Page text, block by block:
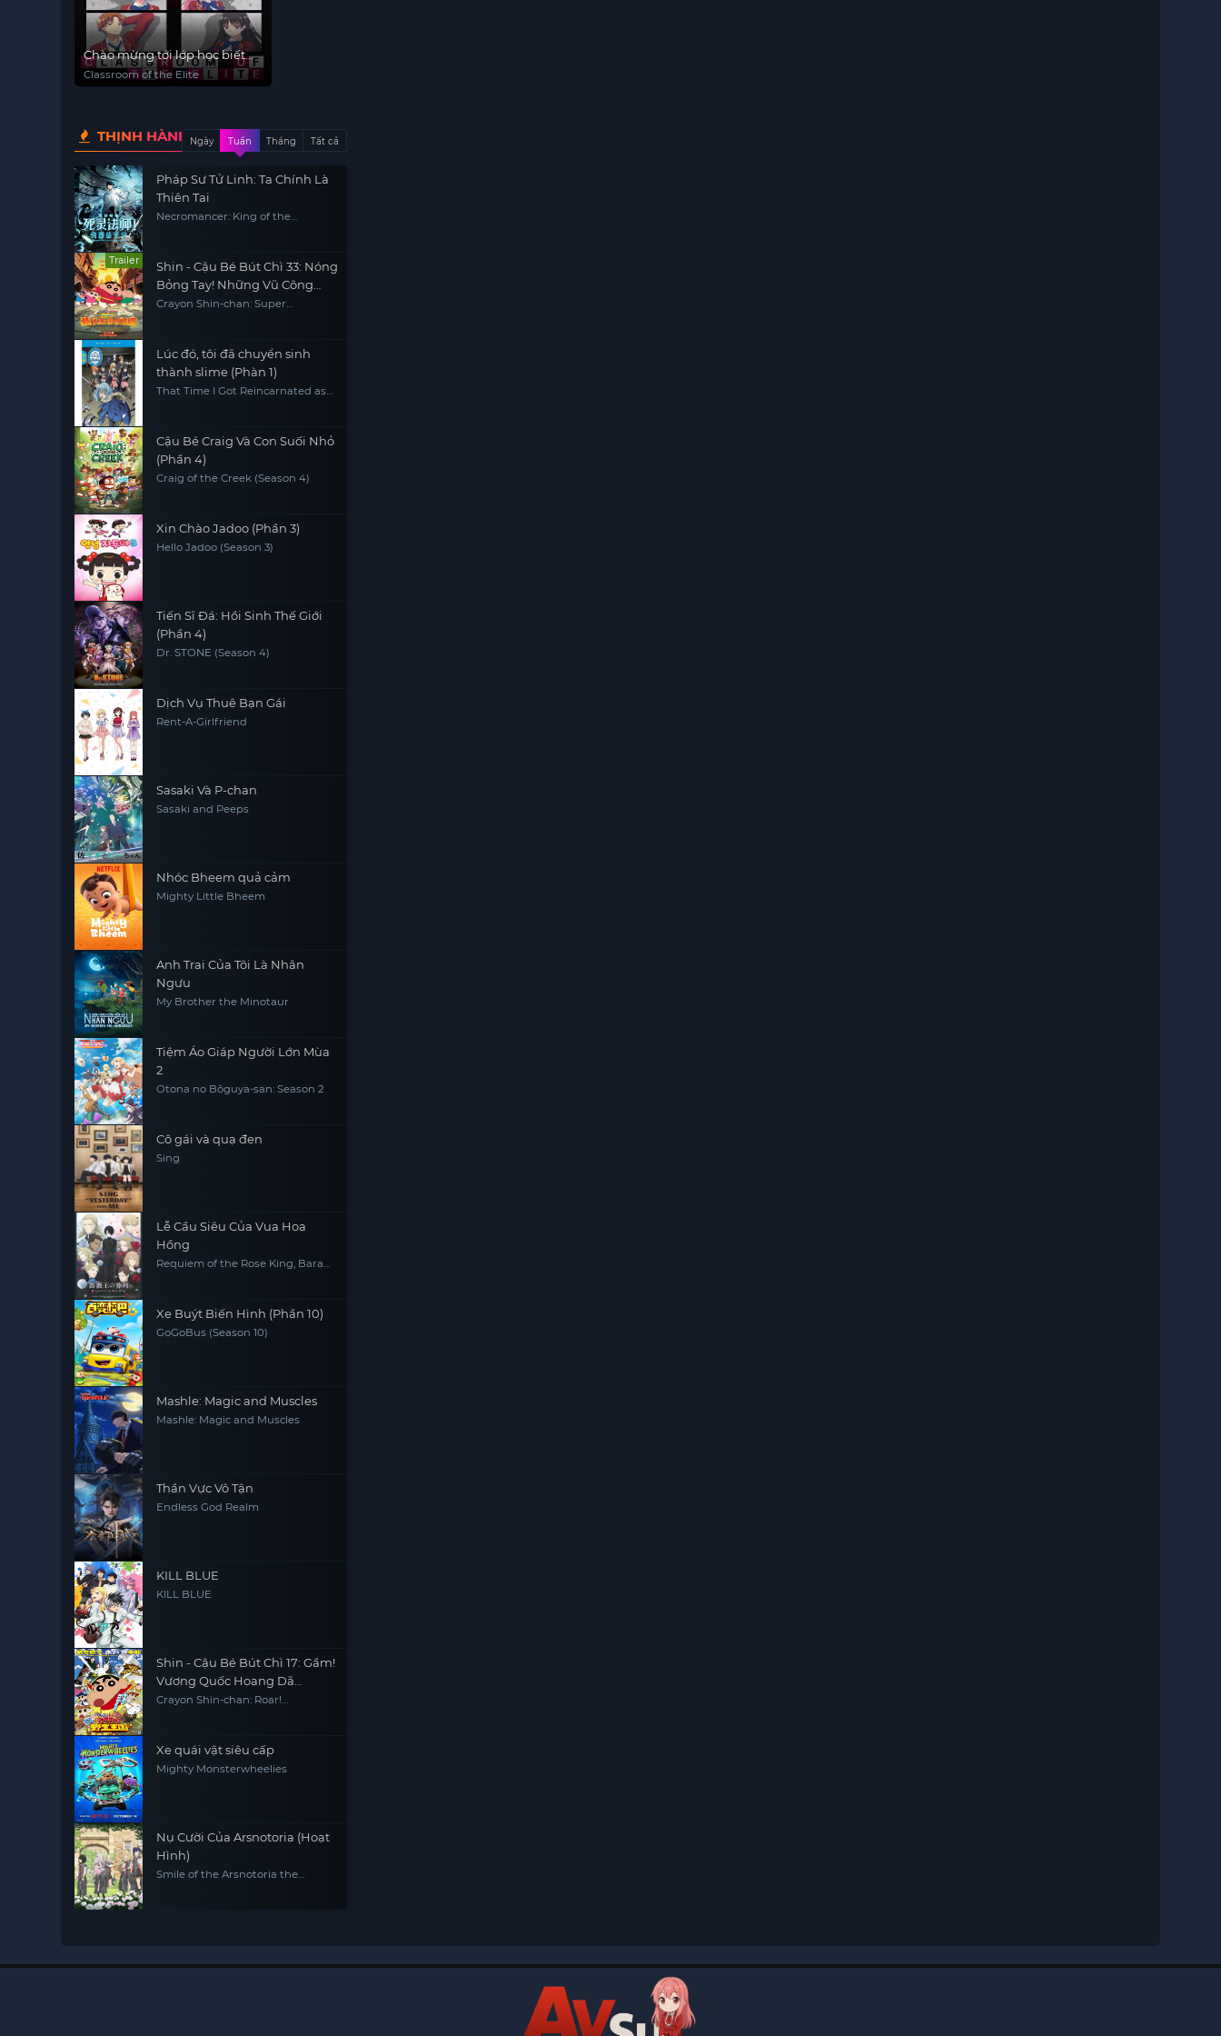
Chào mừng tới lớp học biết
tuốt
Classroom of the Elite
THỊNH HÀNHNgày Tuần Tháng Tất cả
Pháp Sư Tử Linh: Ta Chính Là
Thiên Tai
Necromancer: King of the
Trailer
Shin - Cậu Bé Bút Chì 33: Nóng
Bỏng Tay! Những Vũ Công
Siêu Cay Kasukabe
Crayon Shin-chan: Super
Lúc đó, tôi đã chuyển sinh
thành slime (Phàn 1)
That Time I Got Reincarnated as
Cậu Bé Craig Và Con Suối Nhỏ
(Phần 4)
Craig of the Creek (Season 4)
Xin Chào Jadoo (Phần 3)
Hello Jadoo (Season 3)
Tiến Sĩ Đá: Hồi Sinh Thế Giới
(Phần 4)
Dr. STONE (Season 4)
Dịch Vụ Thuê Bạn Gái
Rent-A-Girlfriend
Sasaki Và P-chan
Sasaki and Peeps
Nhóc Bheem quả cảm
Mighty Little Bheem
Anh Trai Của Tôi Là Nhân
Ngưu
My Brother the Minotaur
Tiệm Áo Giáp Người Lớn Mùa
2
Otona no Bōguya-san: Season 2
Cô gái và quạ đen
Sing
Lễ Cầu Siêu Của Vua Hoa
Hồng
Requiem of the Rose King, Bara
Xe Buýt Biến Hình (Phần 10)
GoGoBus (Season 10)
Mashle: Magic and Muscles
Mashle: Magic and Muscles
Thần Vực Vô Tận
Endless God Realm
KILL BLUE
KILL BLUE
Shin - Cậu Bé Bút Chì 17: Gầm!
Vương Quốc Hoang Dã
Kasukabe
Crayon Shin-chan: Roar!
Xe quái vật siêu cấp
Mighty Monsterwheelies
Nụ Cười Của Arsnotoria (Hoạt
Hình)
Smile of the Arsnotoria the